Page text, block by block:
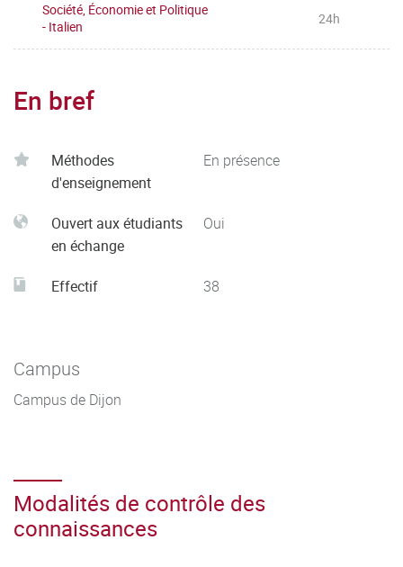
Société, Économie et Politique
- Italien
24h
En bref
Méthodes
d'enseignement
En présence
Ouvert aux étudiants
en échange
Oui
Effectif 38
Campus
Campus de Dijon
Modalités de contrôle des
connaissances